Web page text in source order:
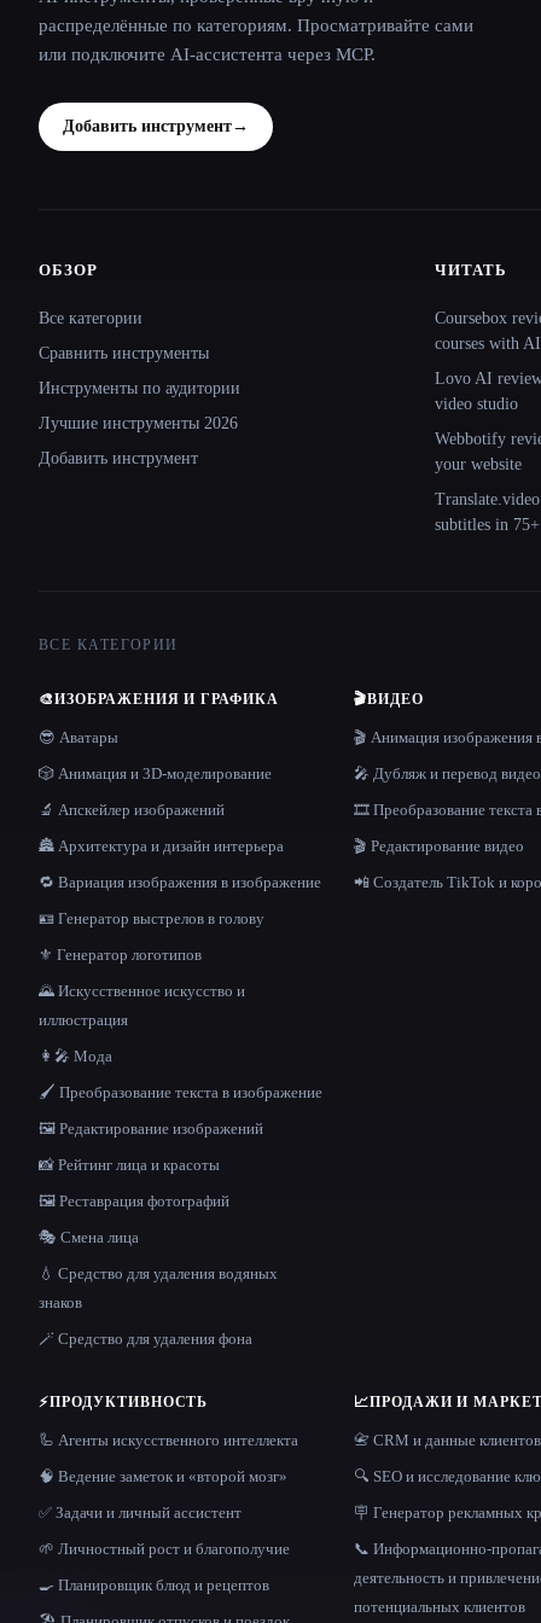
распределённые по категориям. Просматривайте сами
или подключите AI-ассистента через MCP.
Добавить инструмент→
Site navigation
ОБЗОР
Все категории
Сравнить инструменты
Инструменты по аудитории
Лучшие инструменты 2026
Добавить инструмент
ЧИТАТЬ
Coursebox
courses with AI
Lovo AI
video studio
Webbotify
your website
subtitles in 75+
ВСЕ КАТЕГОРИИ
🎨ИЗОБРАЖЕНИЯ И ГРАФИКА
😎 Аватары
🎲 Анимация и 3D-моделирование
🔬 Апскейлер изображений
🏯 Архитектура и дизайн интерьера
🔁 Вариация изображения в изображение
🪪 Генератор выстрелов в голову
⚜️ Генератор логотипов
🌄 Искусственное искусство и
иллюстрация
👩‍🎤 Мода
🖌️ Преобразование текста в изображение
🖼️ Редактирование изображений
📸 Рейтинг лица и красоты
🖼️ Реставрация фотографий
🎭 Смена лица
💧 Средство для удаления водяных
знаков
🪄 Средство для удаления фона
🎬ВИДЕО
🎬 Анимация изображения
🎤 Дубляж и перевод видео
🎞️ Преобразование текста
🎬 Редактирование видео
📲 Создатель TikTok и
⚡ПРОДУКТИВНОСТЬ
🦾 Агенты искусственного интеллекта
🧠 Ведение заметок и «второй мозг»
✅ Задачи и личный ассистент
🌱 Личностный рост и благополучие
🍳 Планировщик блюд и рецептов
📈ПРОДАЖИ И
📇 CRM и данные клиентов
🔍 SEO и исследование
🪧 Генератор рекламных
📞 Информационно-
деятельность и
потенциальных клиентов